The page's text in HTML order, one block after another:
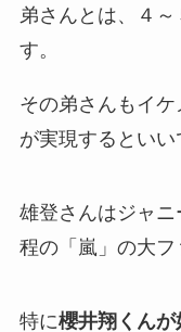
弟さんとは、４
す。
その弟さんもイ
が実現するといい
雄登さんはジャ
程の「嵐」の大フ
特に櫻井翔くんが